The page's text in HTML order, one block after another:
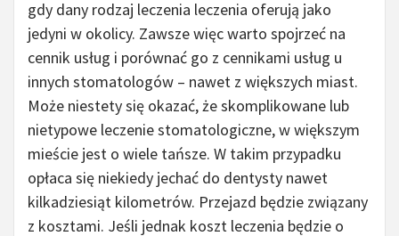
gdy dany rodzaj leczenia leczenia oferują jako
jedyni w okolicy. Zawsze więc warto spojrzeć na
cennik usług i porównać go z cennikami usług u
innych stomatologów – nawet z większych miast.
Może niestety się okazać, że skomplikowane lub
nietypowe leczenie stomatologiczne, w większym
mieście jest o wiele tańsze. W takim przypadku
opłaca się niekiedy jechać do dentysty nawet
kilkadziesiąt kilometrów. Przejazd będzie związany
z kosztami. Jeśli jednak koszt leczenia będzie o